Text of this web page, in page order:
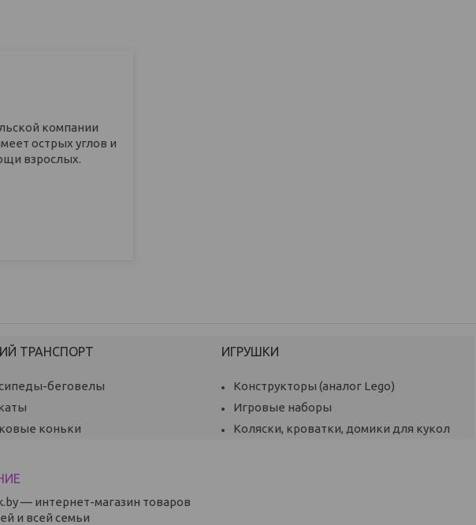
компании
острых углов и
взрослых.
ТРАНСПОРТ
беговелы
коньки
ИГРУШКИ
Конструкторы (аналог Lego)
Игровые наборы
Коляски, кроватки, домики для кукол
— интернет-магазин товаров
и всей семьи